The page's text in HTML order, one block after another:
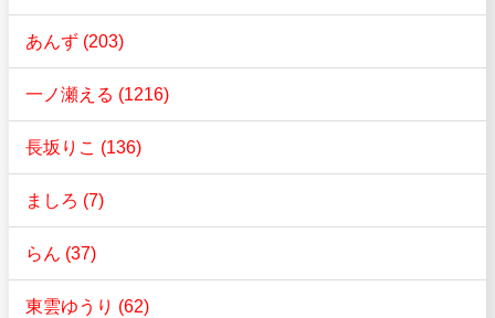
あんず (203)
一ノ瀬える (1216)
長坂りこ (136)
ましろ (7)
らん (37)
東雲ゆうり (62)